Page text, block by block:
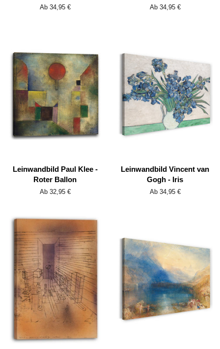
Ab 34,95 € Ab 34,95 €
Leinwandbild Paul Klee -
Roter Ballon
Ab 32,95 €
Leinwandbild Vincent van
Gogh - Iris
Ab 34,95 €